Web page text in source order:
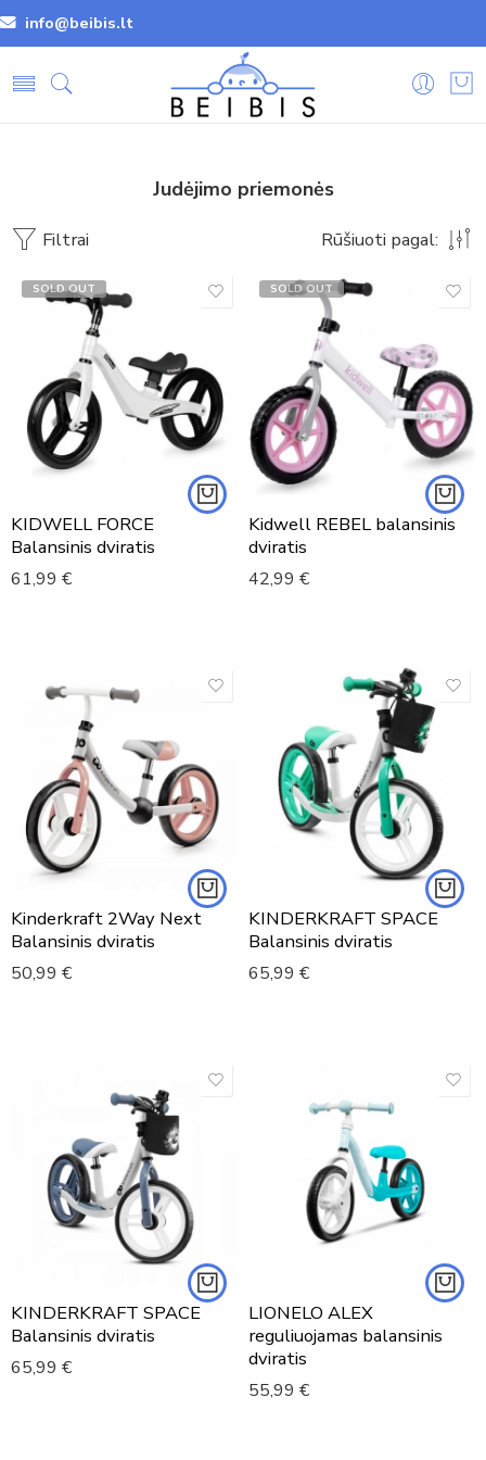
info@beibis.lt
Judėjimo priemonės
Filtrai Rūšiuoti pagal:
SOLD OUT
KIDWELL FORCE
Balansinis dviratis
61,99 €
SOLD OUT
Kidwell REBEL balansinis
dviratis
42,99 €
Kinderkraft 2Way Next
Balansinis dviratis
50,99 €
KINDERKRAFT SPACE
Balansinis dviratis
65,99 €
KINDERKRAFT SPACE
Balansinis dviratis
65,99 €
LIONELO ALEX
reguliuojamas balansinis
dviratis
55,99 €